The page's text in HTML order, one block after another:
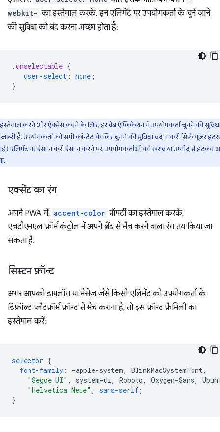
webkit- का इस्तेमाल करके, इन एलिमेंट पर उपयोगकर्ता के चुने जाने
की सुविधा को बंद करना अच्छा होता है:
.unselectable {
user-select : none ;
}
इस्तेमाल करने और ऐक्सेस करने के लिए, हर वेब ऐप्लिकेशन में उपयोगकर्ता चुनने की सुविधा
ज़रूरी है. उपयोगकर्ता को सभी कॉन्टेंट के लिए चुनने की सुविधा बंद न करें. सिर्फ़ यूज़र
एलिमेंट पर ऐसा न करें. ऐसा न करने पर, उपयोगकर्ताओं को खराब या उम्मीद से हटकर
एक्सेंट का रंग
अपने PWA में, accent-color प्रॉपर्टी का इस्तेमाल करके,
एचटीएमएल फ़ॉर्म कंट्रोल में अपने ब्रैंड से मैच करने वाला रंग तय किया जा
सकता है.
सिस्टम फ़ॉन्ट
अगर आपको डायलॉग या मैसेज जैसे किसी एलिमेंट को उपयोगकर्ता के
डिफ़ॉल्ट प्लैटफ़ॉर्म फ़ॉन्ट से मैच कराना है, तो इस फ़ॉन्ट फ़ैमिली का
इस्तेमाल करें:
selector {
font-family : -apple-system, BlinkMacSystemFont,
"Segoe UI" , system-ui , Roboto, Oxygen-Sans,
"Helvetica Neue" , sans-serif ;
}